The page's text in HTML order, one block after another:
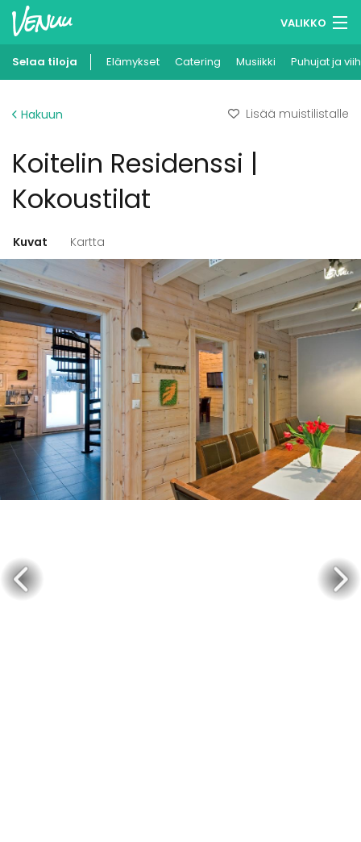
VALIKKO
Muistilistasi
Ilmoita kohteesi
Selaa tiloja Elämykset Catering Musiikki Puhujat ja
Hakuun Lisää muistilistalle
Koitelin Residenssi |
Kokoustilat
Kuvat Kartta